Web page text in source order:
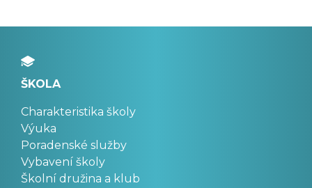
ŠKOLA
Charakteristika školy
Výuka
Poradenské služby
Vybavení školy
Školní družina a klub